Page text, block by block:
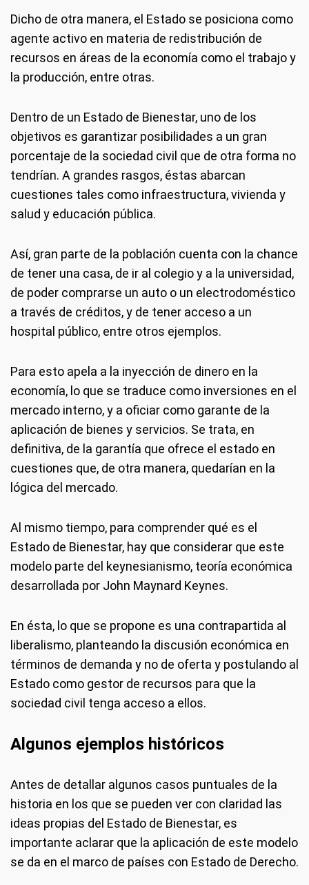
Dicho de otra manera, el Estado se posiciona como
agente activo en materia de redistribución de
recursos en áreas de la economía como el trabajo y
la producción, entre otras.
Dentro de un Estado de Bienestar, uno de los
objetivos es garantizar posibilidades a un gran
porcentaje de la sociedad civil que de otra forma no
tendrían. A grandes rasgos, éstas abarcan
cuestiones tales como infraestructura, vivienda y
salud y educación pública.
Así, gran parte de la población cuenta con la chance
de tener una casa, de ir al colegio y a la universidad,
de poder comprarse un auto o un electrodoméstico
a través de créditos, y de tener acceso a un
hospital público, entre otros ejemplos.
Para esto apela a la inyección de dinero en la
economía, lo que se traduce como inversiones en el
mercado interno, y a oficiar como garante de la
aplicación de bienes y servicios. Se trata, en
definitiva, de la garantía que ofrece el estado en
cuestiones que, de otra manera, quedarían en la
lógica del mercado.
Al mismo tiempo, para comprender qué es el
Estado de Bienestar, hay que considerar que este
modelo parte del keynesianismo, teoría económica
desarrollada por John Maynard Keynes.
En ésta, lo que se propone es una contrapartida al
liberalismo, planteando la discusión económica en
términos de demanda y no de oferta y postulando al
Estado como gestor de recursos para que la
sociedad civil tenga acceso a ellos.
Algunos ejemplos históricos
Antes de detallar algunos casos puntuales de la
historia en los que se pueden ver con claridad las
ideas propias del Estado de Bienestar, es
importante aclarar que la aplicación de este modelo
se da en el marco de países con Estado de Derecho.